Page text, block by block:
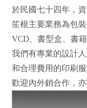
於民國七十四年，資
笙根主要業務為包
VCD、書型盒、書
我們有專業的設計
和合理費用的印刷服
歡迎內外銷合作，亦